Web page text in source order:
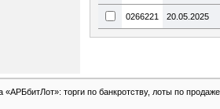
0266221 20.05.2025
«АРБбитЛот»: торги по банкротству, лоты по